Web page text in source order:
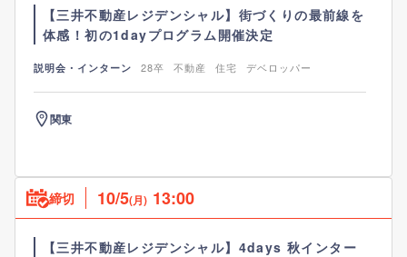
【三井不動産レジデンシャル】街づくりの最前線を
体感！初の1dayプログラム開催決定
説明会・インターン 28卒 不動産 住宅 デベロッパー
関東
締切 10/5(月) 13:00
【三井不動産レジデンシャル】4days 秋インター